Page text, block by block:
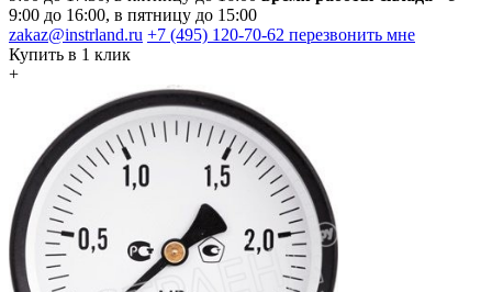
9:00 до 16:00, в пятницу до 15:00
zakaz@instrland.ru +7 (495) 120-70-62 перезвонить мне
Купить в 1 клик
+